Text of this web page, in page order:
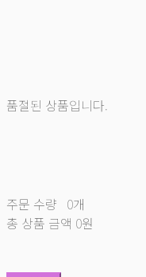
품절된 상품입니다.
주문 수량 0개
총 상품 금액 0원